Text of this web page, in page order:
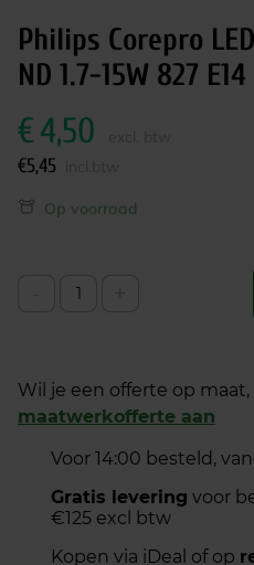
Philips Corepro
ND 1.7-15W 827
€4,50
€5,45
Op voorraad
Wil je een offerte op maat,
maatwerkofferte aan
Voor 14:00 besteld,
Gratis levering voor
€125 excl btw
Kopen via iDeal of op